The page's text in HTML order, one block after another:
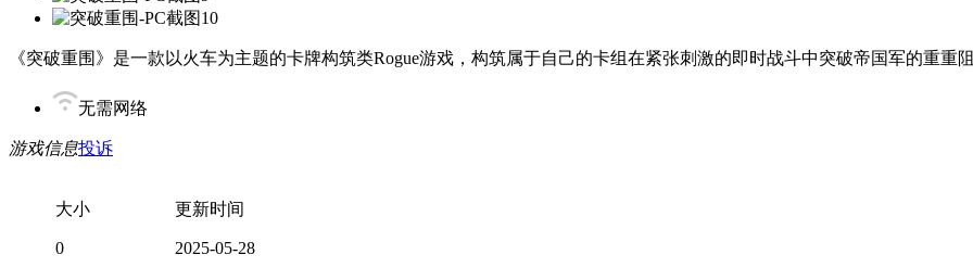
《突破重围》是一款以火车为主题的卡牌构筑类Rogue游戏，构筑属于自己的卡组在紧张刺激的即时战斗中突破帝国军的重重
无需网络
游戏信息投诉
大小
0
更新时间
2025-05-28